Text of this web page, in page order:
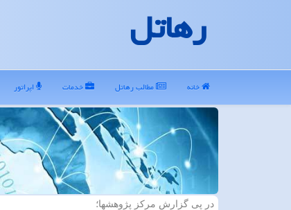
رهاتل
خانه مطالب رهاتل خدمات اپراتور
در پی گزارش مركز پژوهشها؛